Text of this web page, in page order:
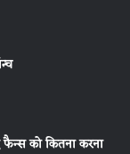
को कितना करना